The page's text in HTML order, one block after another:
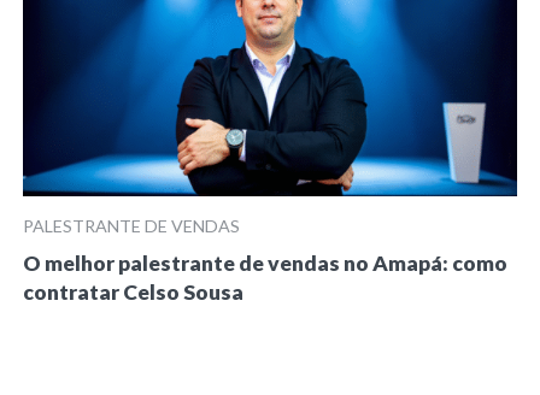
PALESTRANTE DE VENDAS
O melhor palestrante de vendas no Amapá: como
contratar Celso Sousa